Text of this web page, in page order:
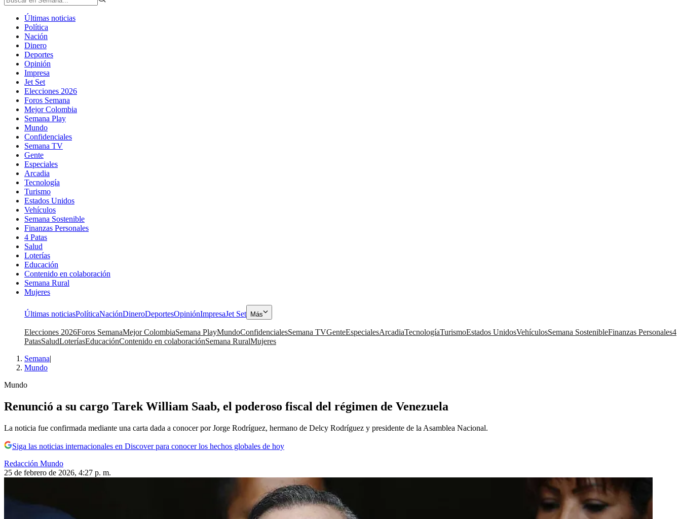
Últimas noticias
Política
Nación
Dinero
Deportes
Opinión
Impresa
Jet Set
Elecciones 2026
Foros Semana
Mejor Colombia
Semana Play
Mundo
Confidenciales
Semana TV
Gente
Especiales
Arcadia
Tecnología
Turismo
Estados Unidos
Vehículos
Semana Sostenible
Finanzas Personales
4 Patas
Salud
Loterías
Educación
Contenido en colaboración
Semana Rural
Mujeres
Últimas noticiasPolíticaNaciónDineroDeportesOpiniónImpresaJet Set Más
Elecciones 2026Foros SemanaMejor ColombiaSemana PlayMundoConfidencialesSemana TVGenteEspecialesArcadiaTecnologíaTurismoEstados UnidosVehículosSemana SostenibleFinanzas Personales4
PatasSaludLoteríasEducaciónContenido en colaboraciónSemana RuralMujeres
Semana|
Mundo
Mundo
Renunció a su cargo Tarek William Saab, el poderoso fiscal del régimen de Venezuela
La noticia fue confirmada mediante una carta dada a conocer por Jorge Rodríguez, hermano de Delcy Rodríguez y presidente de la Asamblea Nacional.
Siga las noticias internacionales en Discover para conocer los hechos globales de hoy
Redacción Mundo
25 de febrero de 2026, 4:27 p. m.